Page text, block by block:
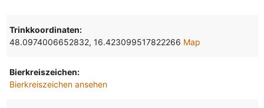
Trinkkoordinaten:
48.0974006652832, 16.423099517822266 Map
Bierkreiszeichen:
Bierkreiszeichen ansehen